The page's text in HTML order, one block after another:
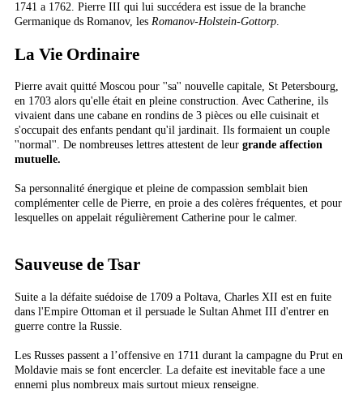
1741 a 1762. Pierre III qui lui succédera est issue de la branche
Germanique ds Romanov, les Romanov-Holstein-Gottorp.
La Vie Ordinaire
Pierre avait quitté Moscou pour ''sa'' nouvelle capitale, St Petersbourg,
en 1703 alors qu'elle était en pleine construction. Avec Catherine, ils
vivaient dans une cabane en rondins de 3 pièces ou elle cuisinait et
s'occupait des enfants pendant qu'il jardinait. Ils formaient un couple
''normal''. De nombreuses lettres attestent de leur grande affection
mutuelle.
Sa personnalité énergique et pleine de compassion semblait bien
complémenter celle de Pierre, en proie a des colères fréquentes, et pour
lesquelles on appelait régulièrement Catherine pour le calmer.
Sauveuse de Tsar
Suite a la défaite suédoise de 1709 a Poltava, Charles XII est en fuite
dans l'Empire Ottoman et il persuade le Sultan Ahmet III d'entrer en
guerre contre la Russie.
Les Russes passent a l’offensive en 1711 durant la campagne du Prut en
Moldavie mais se font encercler. La defaite est inevitable face a une
ennemi plus nombreux mais surtout mieux renseigne.